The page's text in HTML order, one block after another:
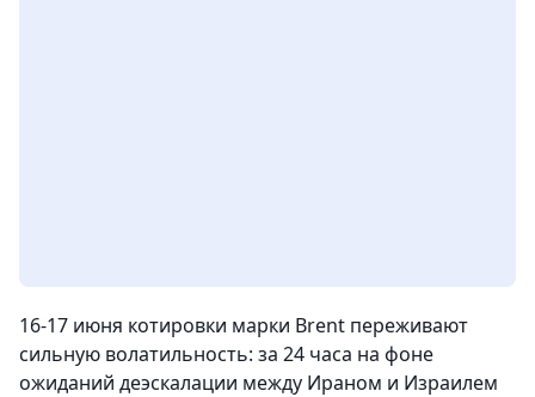
16-17 июня котировки марки Brent переживают
сильную волатильность: за 24 часа на фоне
ожиданий деэскалации между Ираном и Израилем